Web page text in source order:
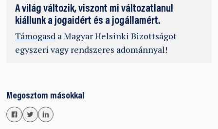
A világ változik, viszont mi változatlanul
kiállunk a jogaidért és a jogállamért.
Támogasd a Magyar Helsinki Bizottságot
egyszeri vagy rendszeres adománnyal!
Megosztom másokkal